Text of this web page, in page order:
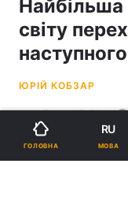
Найбільша
світу
ЮРІЙ КОБЗАР
14:45, 10.05.26
ГОЛОВНА
RU
МОВА